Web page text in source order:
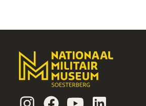
InstagramFacebookYoutube